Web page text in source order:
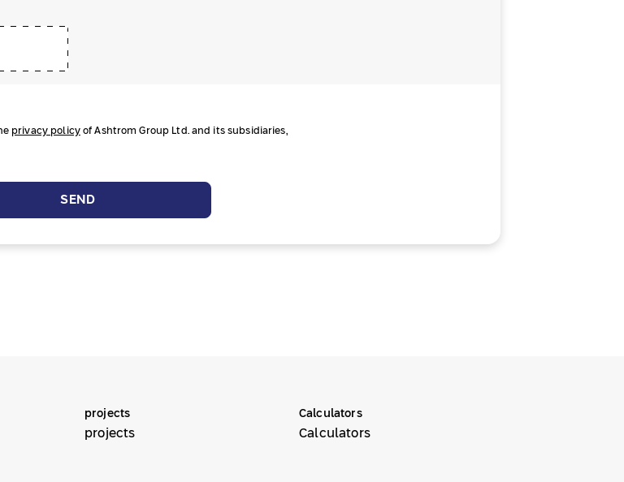
privacy policyof Ashtrom Group Ltd. and its subsidiaries,
SEND
projects
projects
Calculators
Calculators